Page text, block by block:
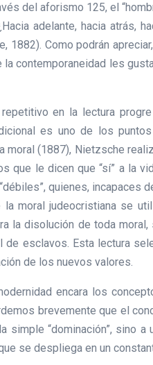
del aforismo 125, el
adelante, hacia atrás,
1882). Como podrán
contemporaneidad les
en la lectura
es uno de los
moral (1887), Nietzsche
que le dicen que “sí” a la
quienes,
moral judeocristiana se
la disolución de toda
esclavos. Esta lectura
de los nuevos valores.
encara los
brevemente que el
“dominación”, sino
se despliega en un